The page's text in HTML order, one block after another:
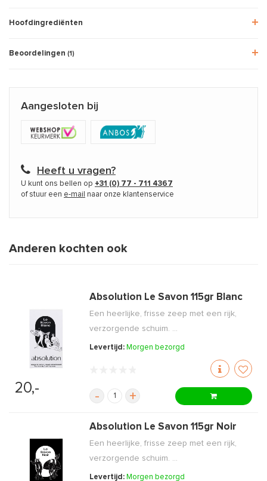
Hoofdingrediënten
Beoordelingen (1)
Aangesloten bij
Heeft u vragen?
U kunt ons bellen op +31 (0) 77 - 711 4367
of stuur een e-mail naar onze klantenservice
Anderen kochten ook
20,-
Absolution Le Savon 115gr Blanc
Een heerlijke, frisse zeep met een rijk,
verzorgende schuim. ...
Levertijd: Morgen bezorgd
- +
Absolution Le Savon 115gr Noir
Een heerlijke, frisse zeep met een rijk,
verzorgende schuim. ...
Levertijd: Morgen bezorgd